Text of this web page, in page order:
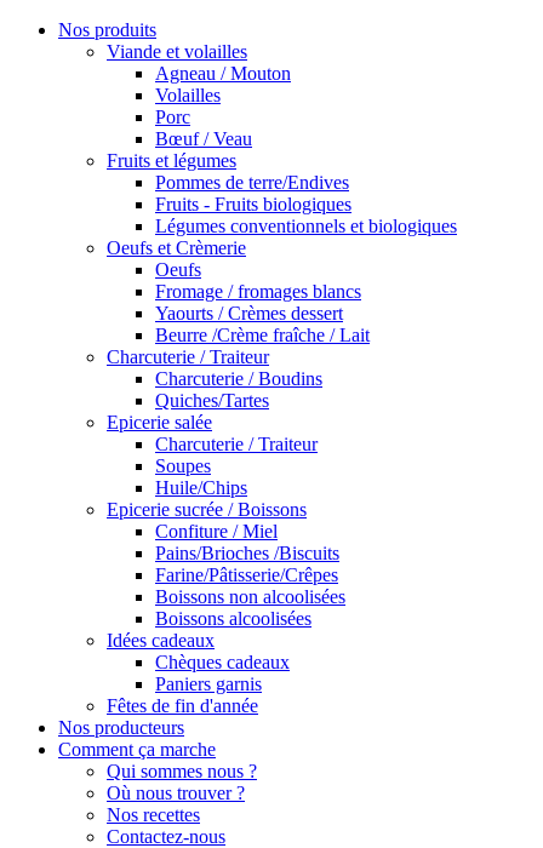
Nos produits
Viande et volailles
Agneau / Mouton
Volailles
Porc
Bœuf / Veau
Fruits et légumes
Pommes de terre/Endives
Fruits - Fruits biologiques
Légumes conventionnels et biologiques
Oeufs et Crèmerie
Oeufs
Fromage / fromages blancs
Yaourts / Crèmes dessert
Beurre /Crème fraîche / Lait
Charcuterie / Traiteur
Charcuterie / Boudins
Quiches/Tartes
Epicerie salée
Charcuterie / Traiteur
Soupes
Huile/Chips
Epicerie sucrée / Boissons
Confiture / Miel
Pains/Brioches /Biscuits
Farine/Pâtisserie/Crêpes
Boissons non alcoolisées
Boissons alcoolisées
Idées cadeaux
Chèques cadeaux
Paniers garnis
Fêtes de fin d'année
Nos producteurs
Comment ça marche
Qui sommes nous ?
Où nous trouver ?
Nos recettes
Contactez-nous